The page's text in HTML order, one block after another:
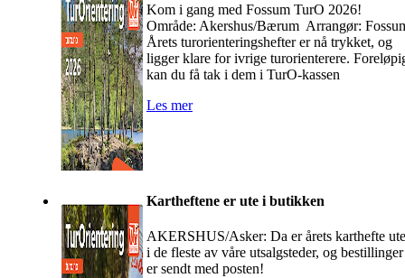
Kom i gang med Fossum TurO 2026!
Område: Akershus/Bærum Arrangør:
Årets turorienteringshefter er nå trykket, og
ligger klare for ivrige turorienterere.
kan du få tak i dem i TurO-kassen
Les mer
Kartheftene er ute i butikken
AKERSHUS/Asker: Da er årets karthefte ute
i de fleste av våre utsalgsteder, og bestillinger
er sendt med posten!